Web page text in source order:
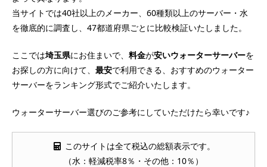
当サイトでは40社以上のメーカー、60種類以上のサーバー・水
を徹底的に調査し、47都道府県ごとに比較検証いたしました。
ここでは埼玉県にお住まいで、 料金が安いウォーターサーバーを
お探しの方に向けて、 最安で利用できる、おすすめのウォーター
サーバーをランキング形式でご紹介いたします。
ウォーターサーバー選びのご参考にしていただけたら幸いです♪
このサイトは全て税込の総額表示です。
（水：軽減税率8％・その他：10％）